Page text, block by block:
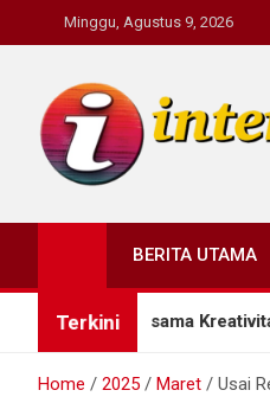
to
Minggu, Agustus 9, 2026
BERITA UTAMA
Terkini
Kreativitas dan
Home 2025 Maret Usai